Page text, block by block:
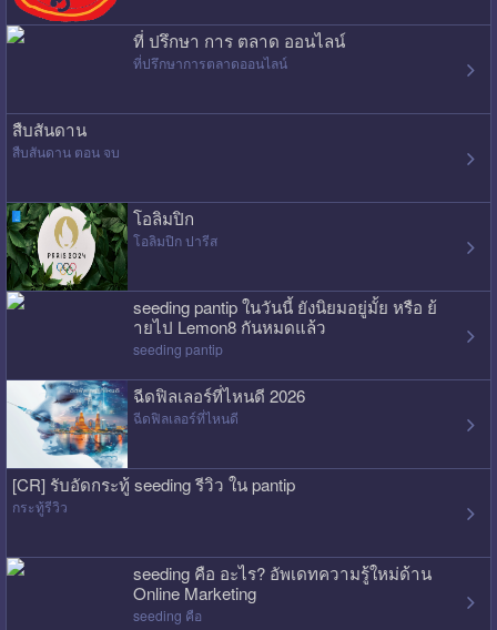
ที่ ปรึกษา การ ตลาด ออนไลน์
ที่ปรึกษาการตลาดออนไลน์
สืบสันดาน
สืบสันดาน ตอน จบ
โอลิมปิก
โอลิมปิก ปารีส
seeding pantip ในวันนี้ ยังนิยมอยู่มั้ย หรือ ย้
ายไป Lemon8 กันหมดแล้ว
seeding pantip
ฉีดฟิลเลอร์ที่ไหนดี 2026
ฉีดฟิลเลอร์ที่ไหนดี
[CR] รับอัดกระทู้ seeding รีวิว ใน pantip
กระทู้รีวิว
seeding คือ อะไร? อัพเดทความรู้ใหม่ด้าน
Online Marketing
seeding คือ